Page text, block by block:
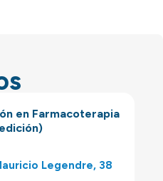
en Farmacoterapia
Legendre, 38